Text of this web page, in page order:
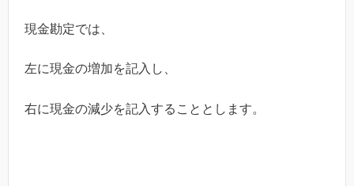
現金勘定では、
左に現金の増加を記入し、
右に現金の減少を記入することと します。